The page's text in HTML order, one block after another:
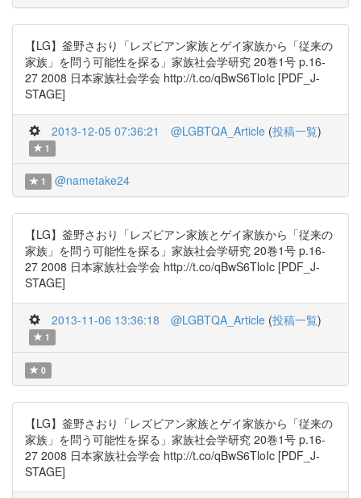
【LG】釜野さおり「レズビアン家族とゲイ家族から「従来の
家族」を問う可能性を探る」家族社会学研究 20巻1号 p.16-
27 2008 日本家族社会学会 http://t.co/qBwS6TloIc [PDF_J-
STAGE]
2013-12-05 07:36:21 @LGBTQA_Article (投稿一覧)
1
1 @nametake24
【LG】釜野さおり「レズビアン家族とゲイ家族から「従来の
家族」を問う可能性を探る」家族社会学研究 20巻1号 p.16-
27 2008 日本家族社会学会 http://t.co/qBwS6TloIc [PDF_J-
STAGE]
2013-11-06 13:36:18 @LGBTQA_Article (投稿一覧)
1
0
【LG】釜野さおり「レズビアン家族とゲイ家族から「従来の
家族」を問う可能性を探る」家族社会学研究 20巻1号 p.16-
27 2008 日本家族社会学会 http://t.co/qBwS6TloIc [PDF_J-
STAGE]